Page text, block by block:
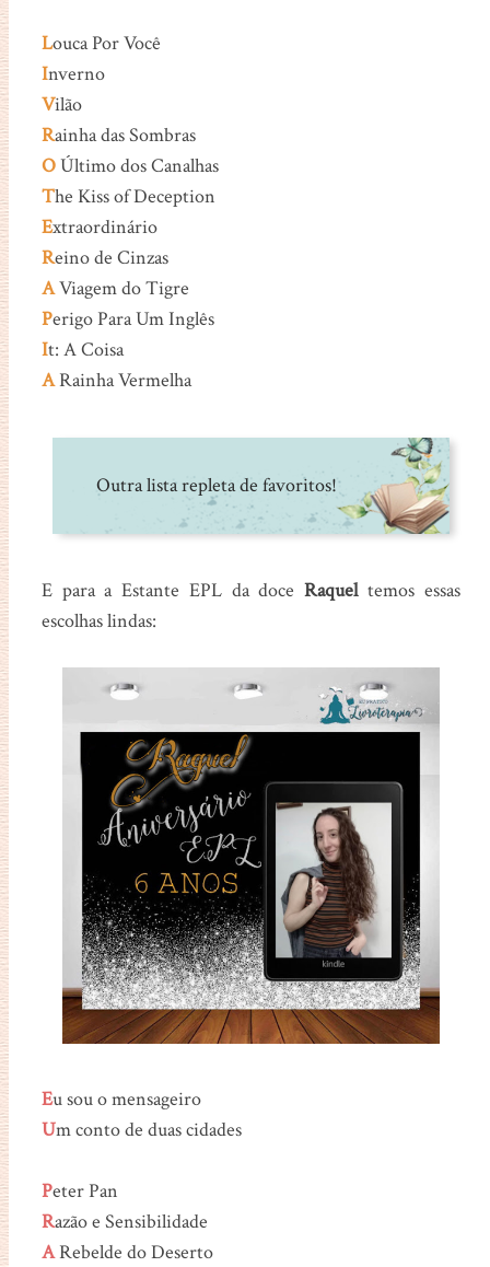
Louca Por Você
Inverno
Vilão
Rainha das Sombras
OÚltimo dos Canalhas
The Kiss of Deception
Extraordinário
Reino de Cinzas
AViagem do Tigre
Perigo Para Um Inglês
It: A Coisa
ARainha Vermelha
Outra lista repleta de favoritos!
E para a Estante EPL da doceRaqueltemos essas
escolhas lindas:
Eu sou o mensageiro
Um conto de duas cidades
Peter Pan
Razão e Sensibilidade
ARebelde do Deserto